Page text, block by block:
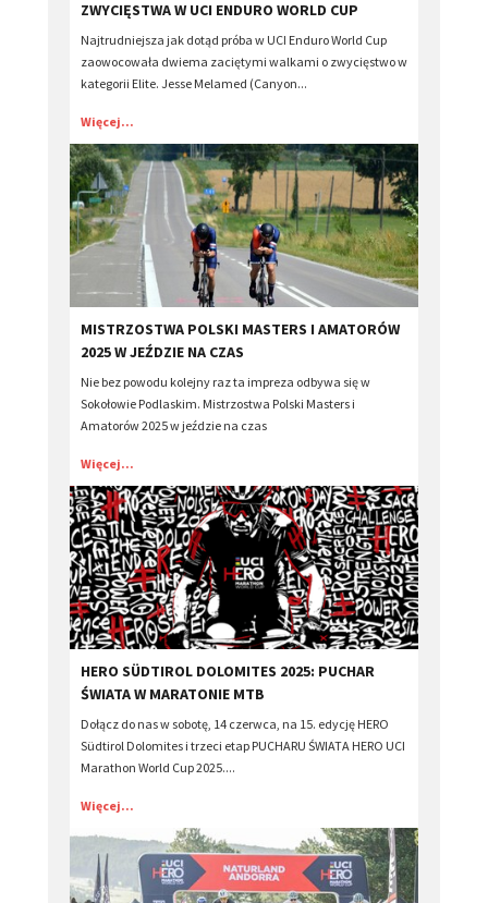
ZWYCIĘSTWA W UCI ENDURO WORLD CUP
Najtrudniejsza jak dotąd próba w UCI Enduro World Cup
zaowocowała dwiema zaciętymi walkami o zwycięstwo w
kategorii Elite. Jesse Melamed (Canyon...
Więcej...
MISTRZOSTWA POLSKI MASTERS I AMATORÓW
2025 W JEŹDZIE NA CZAS
Nie bez powodu kolejny raz ta impreza odbywa się w
Sokołowie Podlaskim. Mistrzostwa Polski Masters i
Amatorów 2025 w jeździe na czas
Więcej...
HERO SÜDTIROL DOLOMITES 2025: PUCHAR
ŚWIATA W MARATONIE MTB
Dołącz do nas w sobotę, 14 czerwca, na 15. edycję HERO
Südtirol Dolomites i trzeci etap PUCHARU ŚWIATA HERO UCI
Marathon World Cup 2025....
Więcej...